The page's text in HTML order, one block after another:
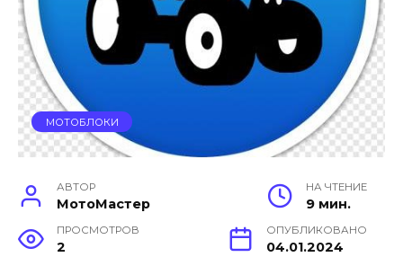
МОТОБЛОКИ
АВТОР
МотоМастер
НА ЧТЕНИЕ
9 мин.
ПРОСМОТРОВ
2
ОПУБЛИКОВАНО
04.01.2024